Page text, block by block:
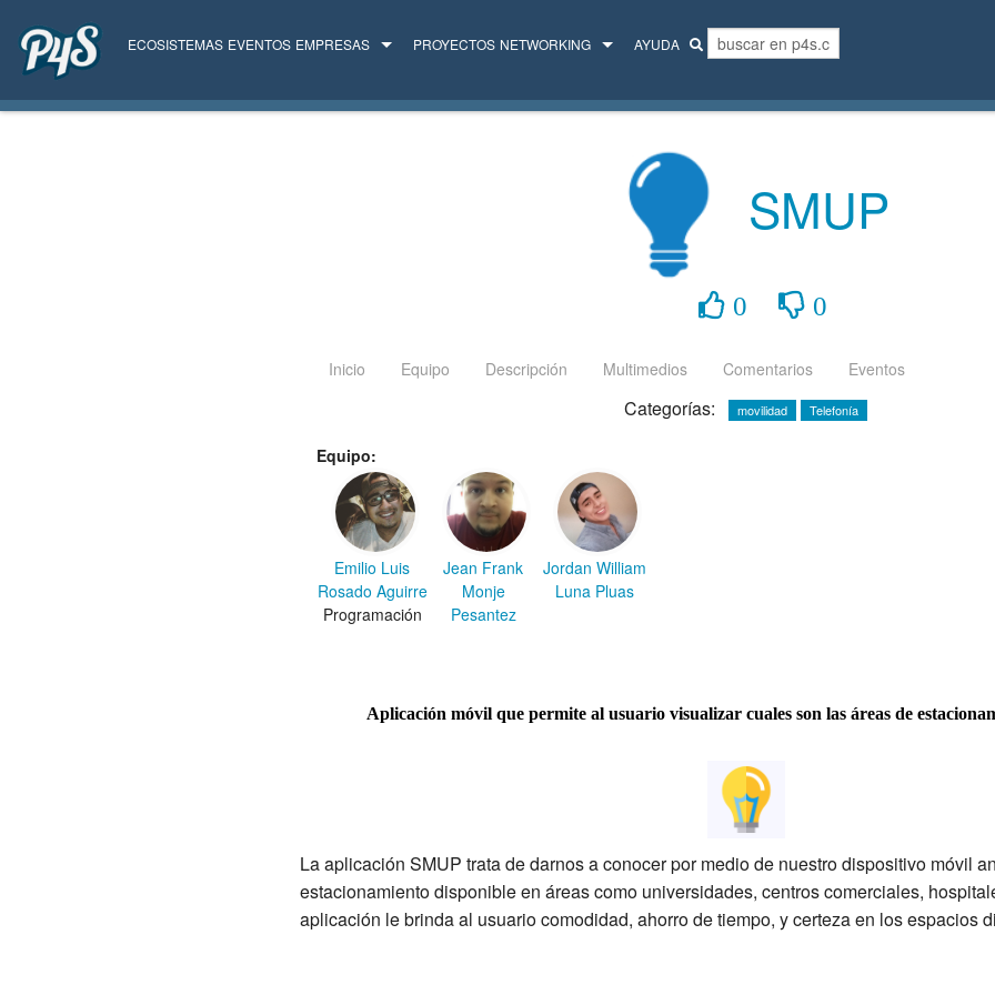
ECOSISTEMAS EVENTOS EMPRESAS PROYECTOS NETWORKING AYUDA
SMUP
0 0
Inicio Equipo Descripción Multimedios Comentarios Eventos
Categorías: movilidad Telefonía
Equipo:
Emilio Luis
Rosado Aguirre
Programación
Jean Frank
Monje
Pesantez
Jordan William
Luna Pluas
Aplicación móvil que permite al usuario visualizar cuales son las áreas de
La aplicación SMUP trata de darnos a conocer por medio de nuestro dispositivo móvil
estacionamiento disponible en áreas como universidades, centros comerciales,
aplicación le brinda al usuario comodidad, ahorro de tiempo, y certeza en los espacios